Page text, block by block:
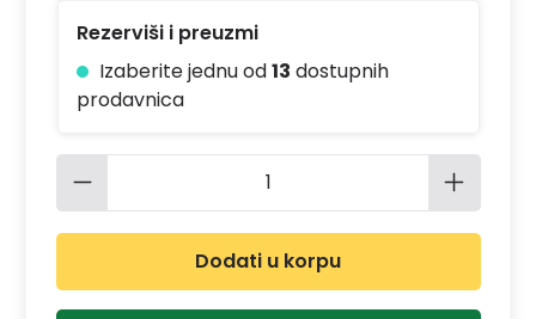
Rezerviši i preuzmi
Izaberite jednu od13 dostupnih
prodavnica
Količina proizvoda: Unesite
Dodati u korpu